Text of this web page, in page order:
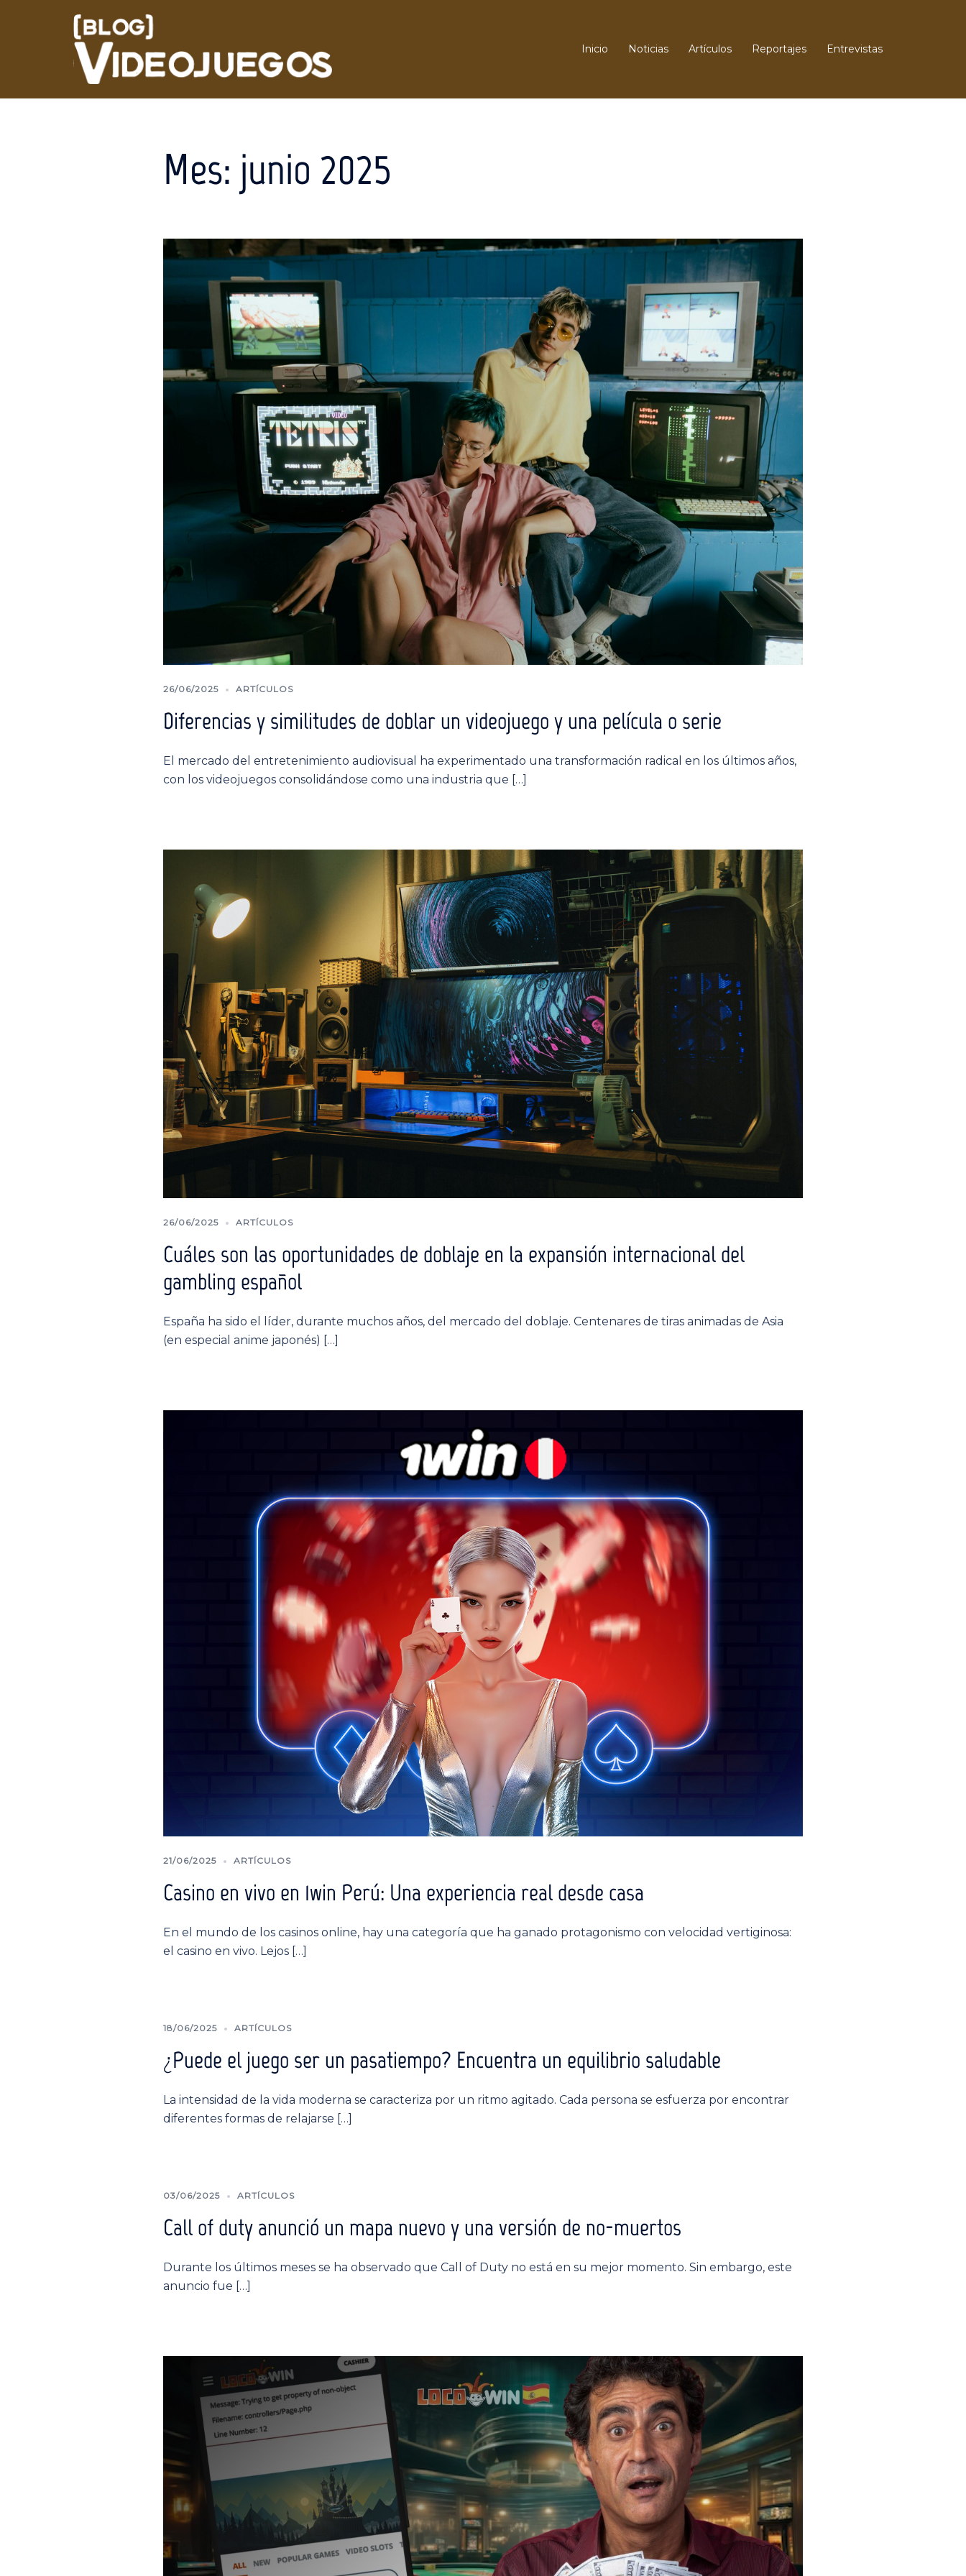
Inicio Noticias Artículos Reportajes Entrevistas
Mes: junio 2025
26/06/2025 ARTÍCULOS
Diferencias y similitudes de doblar un videojuego y una película o serie
El mercado del entretenimiento audiovisual ha experimentado una transformación radical en los últimos años,
con los videojuegos consolidándose como una industria que […]
26/06/2025 ARTÍCULOS
Cuáles son las oportunidades de doblaje en la expansión internacional del
gambling español
España ha sido el líder, durante muchos años, del mercado del doblaje. Centenares de tiras animadas de Asia
(en especial anime japonés) […]
21/06/2025 ARTÍCULOS
Casino en vivo en 1win Perú: Una experiencia real desde casa
En el mundo de los casinos online, hay una categoría que ha ganado protagonismo con velocidad vertiginosa:
el casino en vivo. Lejos […]
18/06/2025 ARTÍCULOS
¿Puede el juego ser un pasatiempo? Encuentra un equilibrio saludable
La intensidad de la vida moderna se caracteriza por un ritmo agitado. Cada persona se esfuerza por encontrar
diferentes formas de relajarse […]
03/06/2025 ARTÍCULOS
Call of duty anunció un mapa nuevo y una versión de no-muertos
Durante los últimos meses se ha observado que Call of Duty no está en su mejor momento. Sin embargo, este
anuncio fue […]